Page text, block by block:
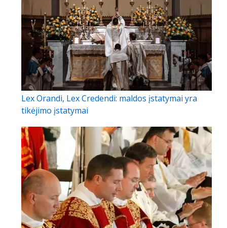
Lex Orandi, Lex Credendi: maldos įstatymai yra
tikėjimo įstatymai